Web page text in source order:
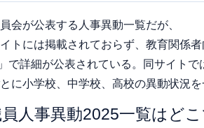
会が公表する人事異動一覧だが、
トには掲載されておらず、教育関係
で詳細が公表されている。同サイト
に小学校、中学校、高校の異動状況
人事異動2025一覧はど